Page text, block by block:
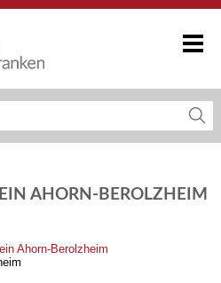
AHORN-BEROLZHEIM
Ahorn-Berolzheim